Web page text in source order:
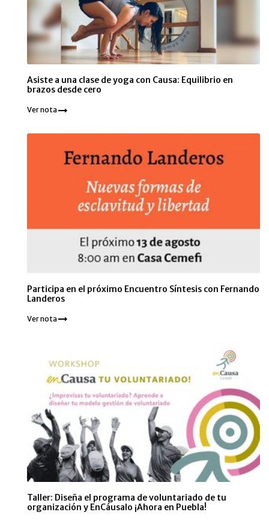
Asiste a una clase de yoga con Causa: Equilibrio en
brazos desde cero
Ver nota
Participa en el próximo Encuentro Síntesis con Fernando
Landeros
Ver nota
Taller: Diseña el programa de voluntariado de tu
organización y EnCáusalo ¡Ahora en Puebla!